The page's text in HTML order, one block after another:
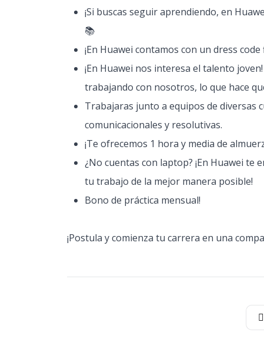
¡Si buscas seguir aprendiendo, en
📚
¡En Huawei contamos con un dress code
¡En Huawei nos interesa el talento
trabajando con nosotros, lo que hace
Trabajaras junto a equipos de diversas
comunicacionales y resolutivas.
¡Te ofrecemos 1 hora y media de
¿No cuentas con laptop? ¡En Huawei
tu trabajo de la mejor manera posible!
Bono de práctica mensual!
¡Postula y comienza tu carrera en una